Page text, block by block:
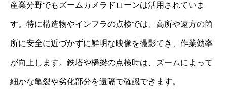
産業分野でもズームカメラドローンは活用されていま
す。特に構造物やインフラの点検では、高所や遠方の箇
所に安全に近づかずに鮮明な映像を撮影でき、作業効率
が向上します。鉄塔や橋梁の点検時は、ズームによって
細かな亀裂や劣化部分を遠隔で確認できます。